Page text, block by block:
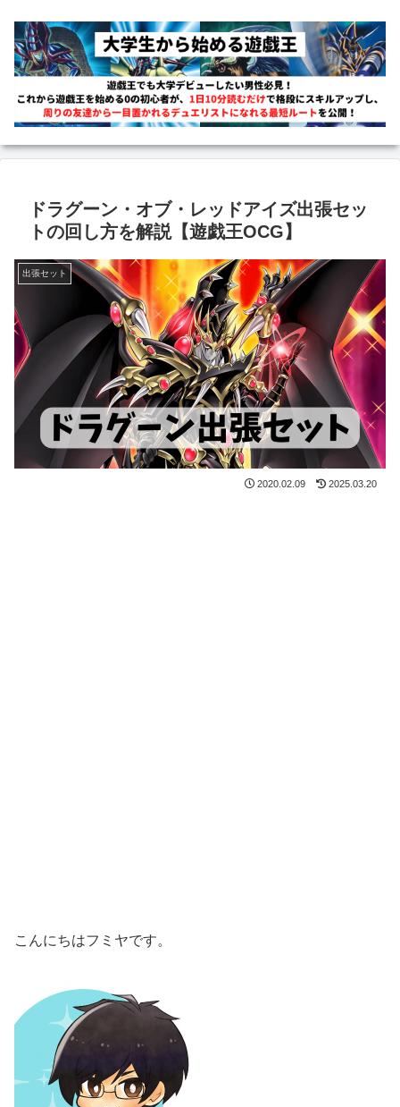
ドラグーン・オブ・レッドアイズ出張セッ
トの回し方を解説【遊戯王OCG】
出張セット
2020.02.09 2025.03.20
こんにちはフミヤです。